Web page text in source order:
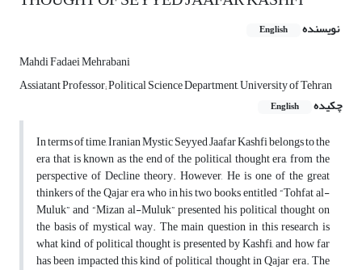
نویسنده English
Mahdi Fadaei Mehrabani
Assiatant Professor; Political Science Department, University of Tehran
چکیده
English
In terms of time, Iranian Mystic Seyyed Jaafar Kashfi belongs to the
era that is known as the end of the political thought era, from the
perspective of Decline theory. However, He is one of the great
thinkers of the Qajar era who in his two books entitled “Tohfat al-
Muluk” and “Mizan al-Muluk” presented his political thought on
the basis of mystical way. The main question in this research is
what kind of political thought is presented by Kashfi, and how far
has been impacted this kind of political thought in Qajar era. The